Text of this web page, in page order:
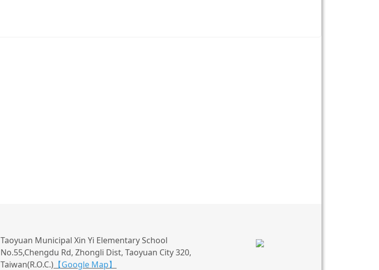
Taoyuan Municipal Xin Yi Elementary School
No.55,Chengdu Rd, Zhongli Dist, Taoyuan City 320,
Taiwan(R.O.C.) 【Google Map】